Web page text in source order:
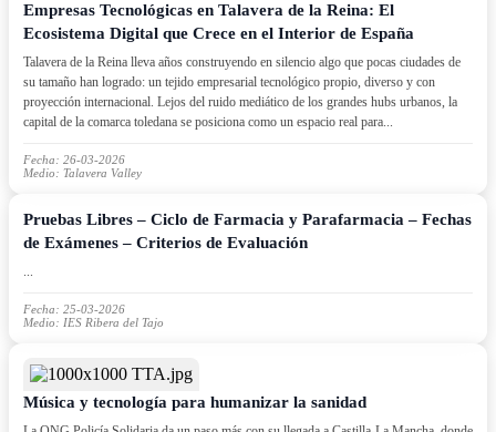
Empresas Tecnológicas en Talavera de la Reina: El
Ecosistema Digital que Crece en el Interior de España
Talavera de la Reina lleva años construyendo en silencio algo que pocas ciudades de
su tamaño han logrado: un tejido empresarial tecnológico propio, diverso y con
proyección internacional. Lejos del ruido mediático de los grandes hubs urbanos, la
capital de la comarca toledana se posiciona como un espacio real para...
Fecha: 26-03-2026
Medio: Talavera Valley
Pruebas Libres – Ciclo de Farmacia y Parafarmacia – Fechas
de Exámenes – Criterios de Evaluación
...
Fecha: 25-03-2026
Medio: IES Ribera del Tajo
Música y tecnología para humanizar la sanidad